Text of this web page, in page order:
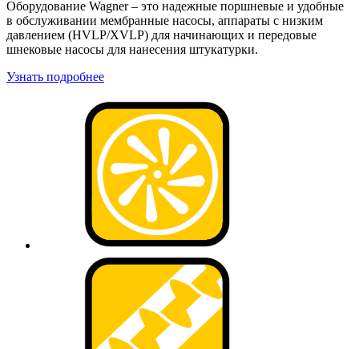
Оборудование Wagner – это надежные поршневые и удобные
в обслуживании мембранные насосы, аппараты с низким
давлением (HVLP/XVLP) для начинающих и передовые
шнековые насосы для нанесения штукатурки.
Узнать подробнее